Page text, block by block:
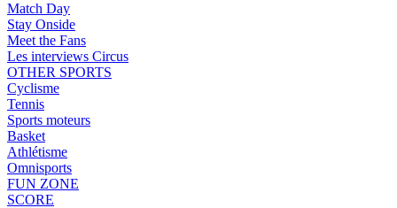
Match Day
Stay Onside
Meet the Fans
Les interviews Circus
OTHER SPORTS
Cyclisme
Tennis
Sports moteurs
Basket
Athlétisme
Omnisports
FUN ZONE
SCORE